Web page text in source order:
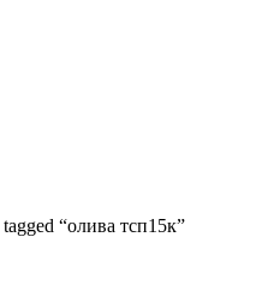
“олива тсп15к”